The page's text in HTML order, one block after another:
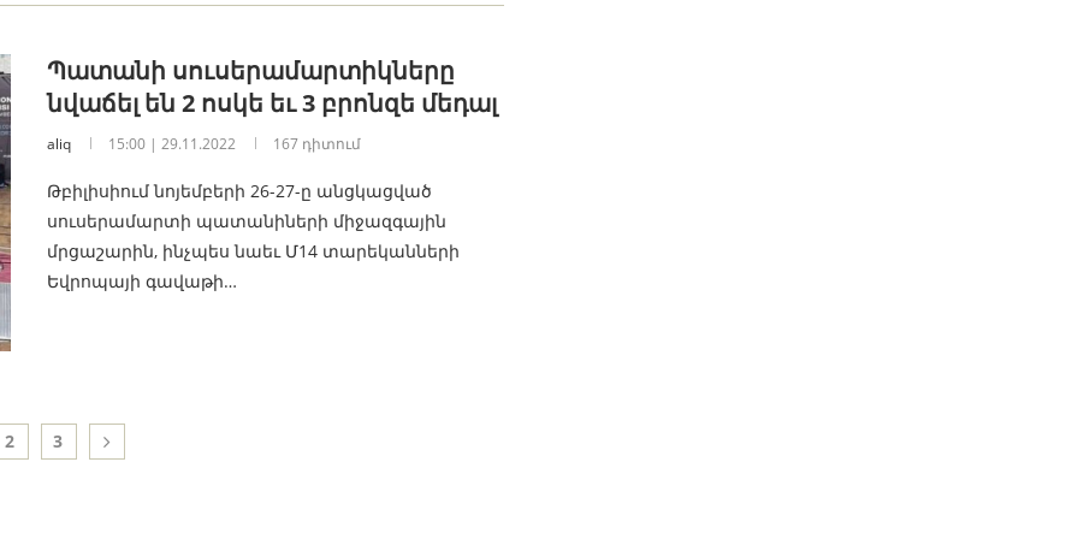
Պատանի սուսերամարտիկները
նվաճել են 2 ոսկե եւ 3 բրոնզե մեդալ
aliq 15:00 | 29.11.2022 167 դիտում
Թբիլիսիում նոյեմբերի 26-27-ը անցկացված
սուսերամարտի պատանիների միջազգային
մրցաշարին, ինչպես նաեւ Մ14 տարեկանների
Եվրոպայի գավաթի…
2 3